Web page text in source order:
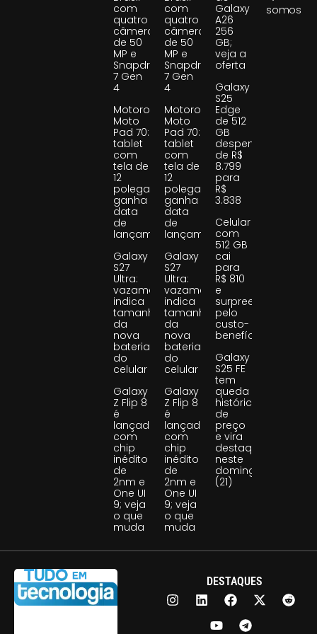
com
quatro
câmeras
de 50
MP e
Snapdragon
7 Gen
4
Motorola
Moto
Pad 70:
tablet
com
tela de
12
polegadas
ganha
data
de
lançamento
Galaxy
S27
Ultra:
vazamento
indica
tamanho
da
nova
bateria
do
celular
Galaxy
Z Flip 8
é
lançado
com
chip
inédito
de
2nm e
One UI
9; veja
o que
muda
com
quatro
câmeras
de 50
MP e
Snapdragon
7 Gen
4
Motorola
Moto
Pad 70:
tablet
com
tela de
12
polegadas
ganha
data
de
lançamento
Galaxy
S27
Ultra:
vazamento
indica
tamanho
da
nova
bateria
do
celular
Galaxy
Z Flip 8
é
lançado
com
chip
inédito
de
2nm e
One UI
9; veja
o que
muda
Galaxy
A26
256
GB;
veja a
oferta
Galaxy
S25
Edge
de 512
GB
despenca
de R$
8.799
para
R$
3.838
Celular
com
512 GB
cai
para
R$ 810
e
surpreende
pelo
custo-
benefício
Galaxy
S25 FE
tem
queda
histórica
de
preço
e vira
destaque
neste
domingo
(21)
somos
DESTAQUES